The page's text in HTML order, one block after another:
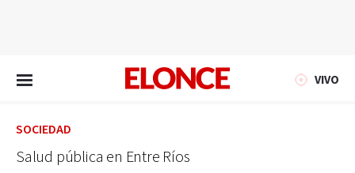
VIVO
SOCIEDAD
Salud pública en Entre Ríos